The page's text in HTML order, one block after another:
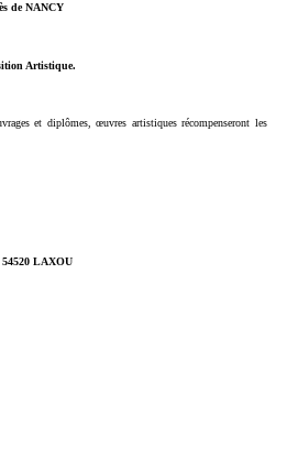
de NANCY
Artistique.
et diplômes, œuvres artistiques récompenseront les
LAXOU